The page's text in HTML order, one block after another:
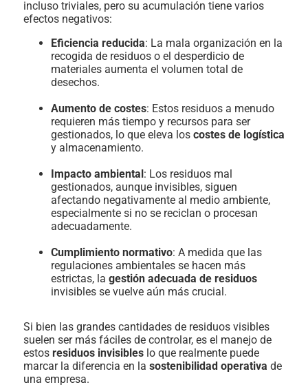
incluso triviales, pero su acumulación tiene varios
efectos negativos:
Eficiencia reducida: La mala organización en la
recogida de residuos o el desperdicio de
materiales aumenta el volumen total de
desechos.
Aumento de costes: Estos residuos a menudo
requieren más tiempo y recursos para ser
gestionados, lo que eleva los costes de logística
y almacenamiento.
Impacto ambiental : Los residuos mal
gestionados, aunque invisibles, siguen
afectando negativamente al medio ambiente,
especialmente si no se reciclan o procesan
adecuadamente.
Cumplimiento normativo: A medida que las
regulaciones ambientales se hacen más
estrictas, la gestión adecuada de residuos
invisibles se vuelve aún más crucial.
Si bien las grandes cantidades de residuos visibles
suelen ser más fáciles de controlar, es el manejo de
estos residuos invisibles lo que realmente puede
marcar la diferencia en la sostenibilidad operativa de
una empresa.